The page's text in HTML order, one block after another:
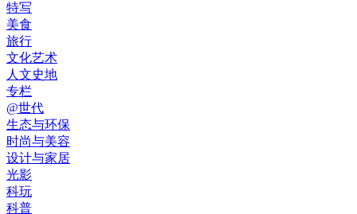
特写
美食
旅行
文化艺术
人文史地
专栏
@世代
生态与环保
时尚与美容
设计与家居
光影
科玩
科普